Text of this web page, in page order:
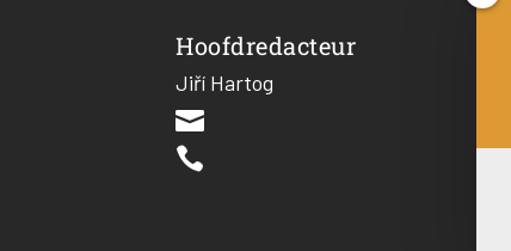
Hoofdredacteur
Jiří Hartog

